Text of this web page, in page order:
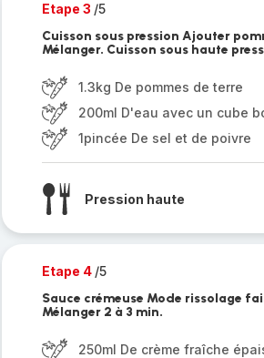
Etape 3 /5
Cuisson sous pression Ajouter
Mélanger. Cuisson sous haute
1.3kg De pommes de terre
200ml D'eau avec un cube
1pincée De sel et de poivre
Pression haute
Etape 4 /5
Sauce crémeuse Mode rissolage
Mélanger 2 à 3 min.
250ml De crème fraîche